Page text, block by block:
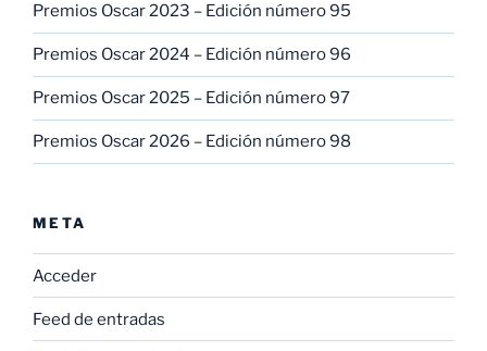
Premios Oscar 2023 – Edición número 95
Premios Oscar 2024 – Edición número 96
Premios Oscar 2025 – Edición número 97
Premios Oscar 2026 – Edición número 98
META
Acceder
Feed de entradas